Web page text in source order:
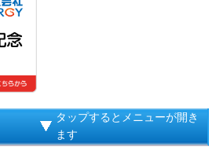
タップするとメニューが開き
ます